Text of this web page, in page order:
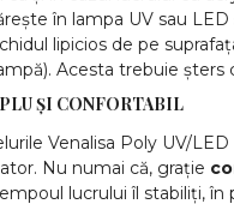
în lampa UV sau
lipicios de pe
Acesta trebuie șters
ȘI CONFORTABIL
Venalisa Poly UV/
Nu numai că, grație
lucrului îl stabiliți, în